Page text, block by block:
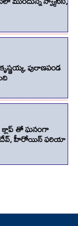
పురాణపండ
క్లాప్ తో ఘనంగా
హీరోయిన్ ఫరియా